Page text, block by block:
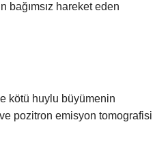
bağımsız hareket eden
kötü huylu büyümenin
pozitron emisyon tomografisi